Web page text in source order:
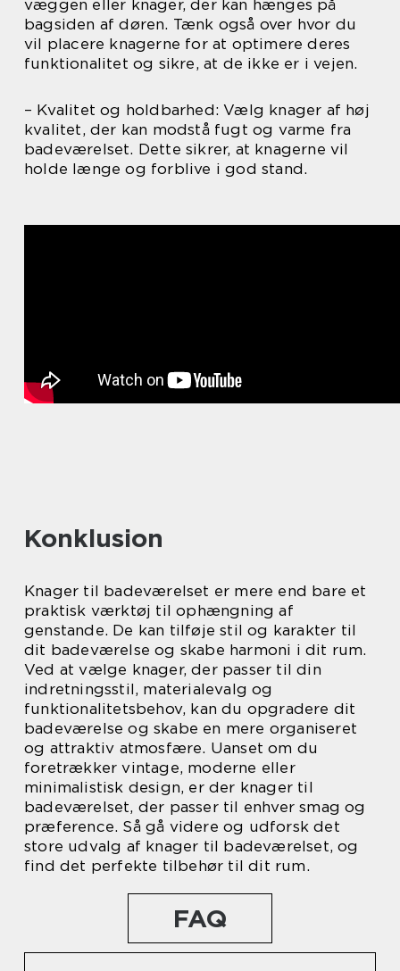
væggen eller knager, der kan hænges på
bagsiden af døren. Tænk også over hvor du
vil placere knagerne for at optimere deres
funktionalitet og sikre, at de ikke er i vejen.
– Kvalitet og holdbarhed: Vælg knager af høj
kvalitet, der kan modstå fugt og varme fra
badeværelset. Dette sikrer, at knagerne vil
holde længe og forblive i god stand.
Konklusion
Knager til badeværelset er mere end bare et
praktisk værktøj til ophængning af
genstande. De kan tilføje stil og karakter til
dit badeværelse og skabe harmoni i dit rum.
Ved at vælge knager, der passer til din
indretningsstil, materialevalg og
funktionalitetsbehov, kan du opgradere dit
badeværelse og skabe en mere organiseret
og attraktiv atmosfære. Uanset om du
foretrækker vintage, moderne eller
minimalistisk design, er der knager til
badeværelset, der passer til enhver smag og
præference. Så gå videre og udforsk det
store udvalg af knager til badeværelset, og
find det perfekte tilbehør til dit rum.
FAQ